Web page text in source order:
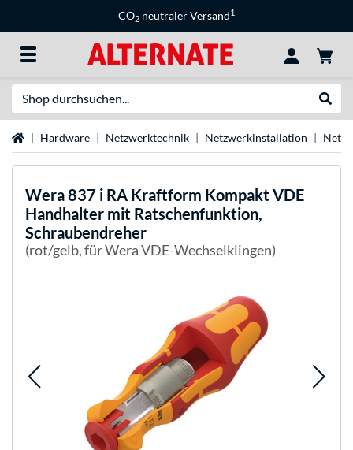
CO2 neutraler Versand1
StartseiteHardware Netzwerktechnik Netzwerkinstallation
Wera837 i RA Kraftform Kompakt VDE
Handhalter mit Ratschenfunktion,
Schraubendreher
(rot/gelb, für Wera VDE-Wechselklingen)